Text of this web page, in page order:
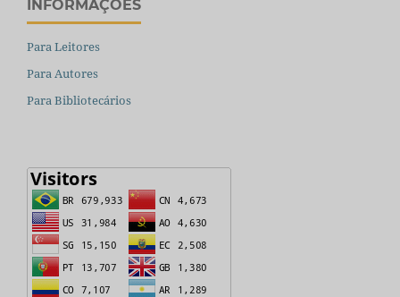
INFORMAÇÕES
Para Leitores
Para Autores
Para Bibliotecários